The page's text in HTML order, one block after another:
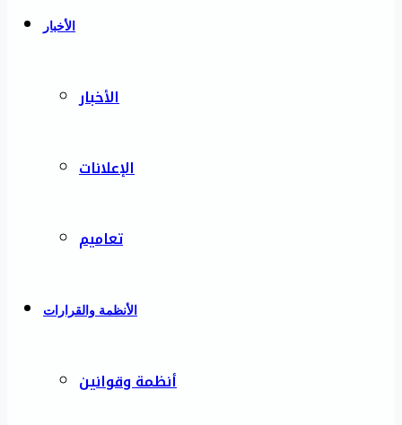
الأخبار
الأخبار
الإعلانات
تعاميم
الأنظمة والقرارات
أنظمة وقوانين